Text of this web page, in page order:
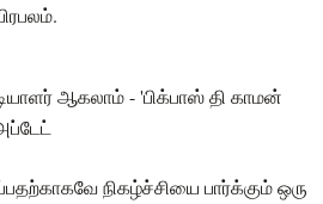
நிகழ்ச்சியை பார்க்கும் ஒரு